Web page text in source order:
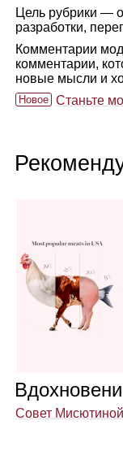
Цель рубрики —
разработки,
Комментарии
комментарии,
новые мысли и
Новое Станьте
Совет Мисютиной